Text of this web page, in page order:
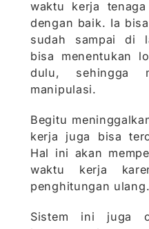
waktu kerja
dengan baik. Ia
sudah sampai di
bisa menentukan
dulu, sehingga
manipulasi.
Begitu
kerja juga bisa
Hal ini akan
waktu kerja
penghitungan ulang.
Sistem ini juga